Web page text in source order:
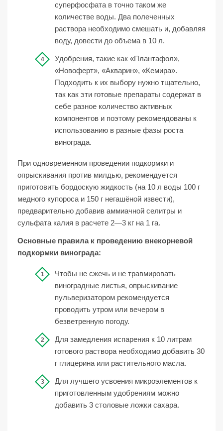
суперфосфата в точно таком же
количестве воды. Два полеченных
раствора необходимо смешать и, добавляя
воду, довести до объема в 10 л.
Удобрения, такие как «Плантафол»,
«Новоферт», «Акварин», «Кемира».
Подходить к их выбору нужно тщательно,
так как эти готовые препараты содержат в
себе разное количество активных
компонентов и поэтому рекомендованы к
использованию в разные фазы роста
винограда.
При одновременном проведении подкормки и
опрыскивания против милдью, рекомендуется
приготовить бордоскую жидкость (на 10 л воды 100 г
медного купороса и 150 г негашёной извести),
предварительно добавив аммиачной селитры и
сульфата калия в расчете 2—3 кг на 1 га.
Основные правила к проведению внекорневой
подкормки винограда:
Чтобы не сжечь и не травмировать
виноградные листья, опрыскивание
пульверизатором рекомендуется
проводить утром или вечером в
безветренную погоду.
Для замедления испарения к 10 литрам
готового раствора необходимо добавить 30
г глицерина или растительного масла.
Для лучшего усвоения микроэлементов к
приготовленным удобрениям можно
добавить 3 столовые ложки сахара.